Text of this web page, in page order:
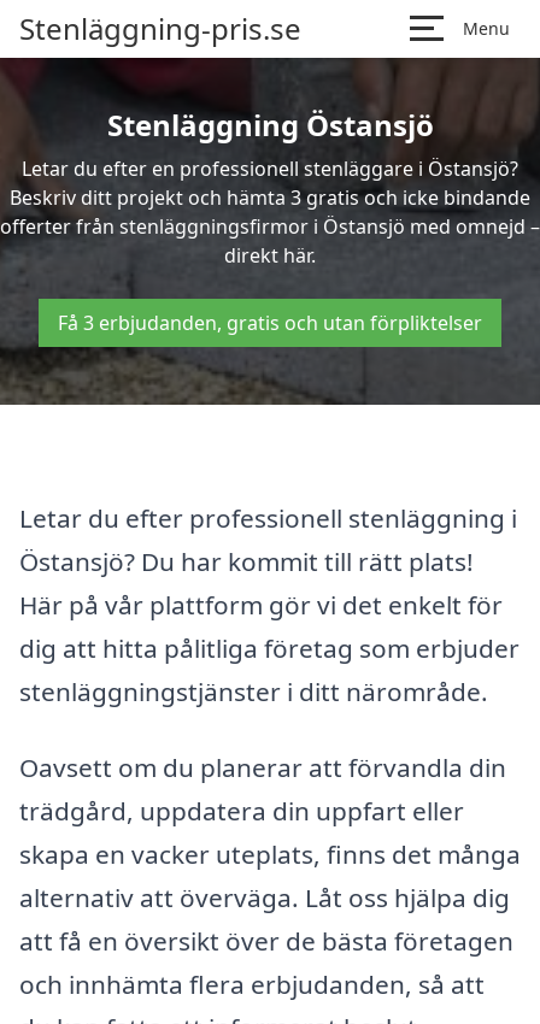
Stenläggning-pris.se Menu
Stenläggning Östansjö
Letar du efter en professionell stenläggare i Östansjö?
Beskriv ditt projekt och hämta 3 gratis och icke bindande
offerter från stenläggningsfirmor i Östansjö med omnejd –
direkt här.
Få 3 erbjudanden, gratis och utan förpliktelser
Letar du efter professionell stenläggning i
Östansjö? Du har kommit till rätt plats!
Här på vår plattform gör vi det enkelt för
dig att hitta pålitliga företag som erbjuder
stenläggningstjänster i ditt närområde.
Oavsett om du planerar att förvandla din
trädgård, uppdatera din uppfart eller
skapa en vacker uteplats, finns det många
alternativ att överväga. Låt oss hjälpa dig
att få en översikt över de bästa företagen
och innhämta flera erbjudanden, så att